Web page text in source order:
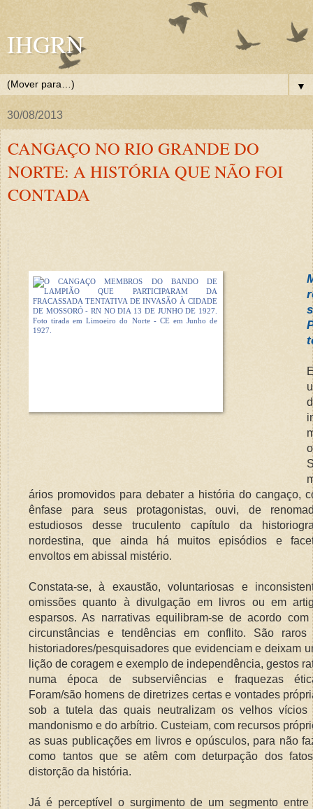
IHGRN
▼
30/08/2013
CANGAÇO NO RIO GRANDE DO
NORTE: A HISTÓRIA QUE NÃO FOI
CONTADA
s
ários promovidos para debater a história do cangaço,
ênfase para seus protagonistas, ouvi, de
estudiosos desse truculento capítulo da
nordestina, que ainda há muitos episódios e
envoltos em abissal mistério.
Constata-se, à exaustão, voluntariosas e
omissões quanto à divulgação em livros ou em
esparsos. As narrativas equilibram-se de acordo com
circunstâncias e tendências em conflito. São raros
historiadores/pesquisadores que evidenciam e deixam
lição de coragem e exemplo de independência, gestos
numa época de subserviências e fraquezas
Foram/são homens de diretrizes certas e vontades
sob a tutela das quais neutralizam os velhos vícios
mandonismo e do arbítrio. Custeiam, com recursos
as suas publicações em livros e opúsculos, para não
como tantos que se atêm com deturpação dos
distorção da história.
Já é perceptível o surgimento de um segmento entre